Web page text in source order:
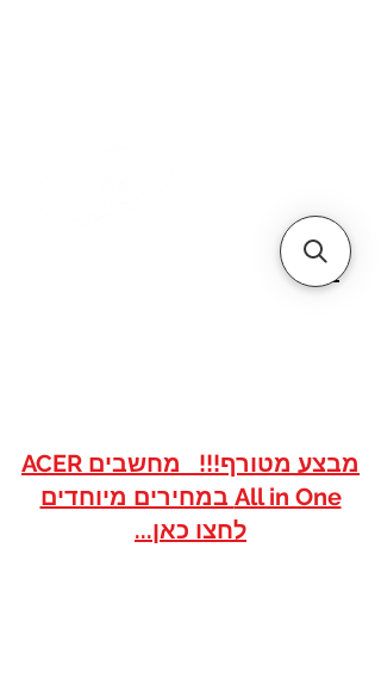
www.imshops.co.il
מבצע מטורף!!! מחשבים ACER
All in One במחירים מיוחדים
לחצו כאן...